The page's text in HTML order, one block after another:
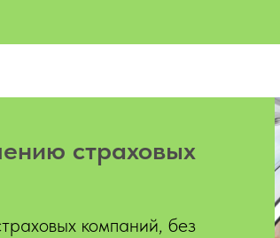
страховых
компаний, без